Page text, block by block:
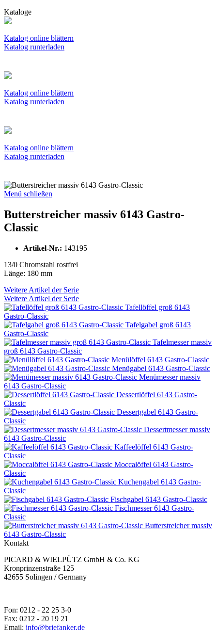
Kataloge
Katalog online blättern
Katalog runterladen
Katalog online blättern
Katalog runterladen
Katalog online blättern
Katalog runterladen
Menü schließen
Butterstreicher massiv 6143 Gastro-
Classic
Artikel-Nr.: 143195
13/0 Chromstahl rostfrei
Länge: 180 mm
Weitere Artikel der Serie
Weitere Artikel der Serie
Tafellöffel groß 6143
Gastro-Classic
Tafelgabel groß 6143
Gastro-Classic
Tafelmesser massiv
groß 6143 Gastro-Classic
Menülöffel 6143 Gastro-Classic
Menügabel 6143 Gastro-Classic
Menümesser massiv
6143 Gastro-Classic
Dessertlöffel 6143 Gastro-
Classic
Dessertgabel 6143 Gastro-
Classic
Dessertmesser massiv
6143 Gastro-Classic
Kaffeelöffel 6143 Gastro-
Classic
Moccalöffel 6143 Gastro-
Classic
Kuchengabel 6143 Gastro-
Classic
Fischgabel 6143 Gastro-Classic
Fischmesser 6143 Gastro-
Classic
Butterstreicher massiv
6143 Gastro-Classic
Kontakt
PICARD & WIELPÜTZ GmbH & Co. KG
Kronprinzenstraße 125
42655 Solingen / Germany
Fon: 0212 - 22 25 3-0
Fax: 0212 - 20 19 21
Email: info@briefanker.de